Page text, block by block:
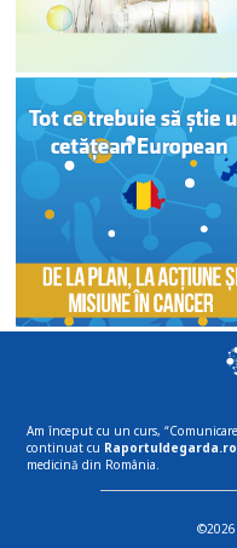
Am început cu un curs,
continuat cu Raportuldegarda.ro
medicină din România.
©2026